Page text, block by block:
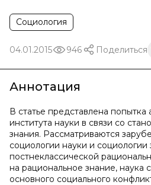
Социология
04.01.2015 946 Поделиться
Аннотация
В статье представлена
института науки в связи со
знания. Рассматриваются
социологии науки и социологии
постнеклассической
на рациональное знание, наука
основного социального